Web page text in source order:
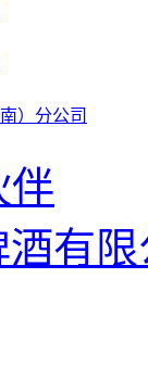
）分公司
伴
有